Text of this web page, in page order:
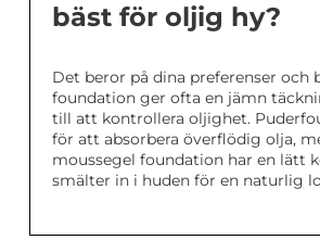
bäst för oljig hy?
Det beror på dina preferenser och
foundation ger ofta en jämn
till att kontrollera oljighet.
för att absorbera överflödig olja,
moussegel foundation har en lätt
smälter in i huden för en naturlig